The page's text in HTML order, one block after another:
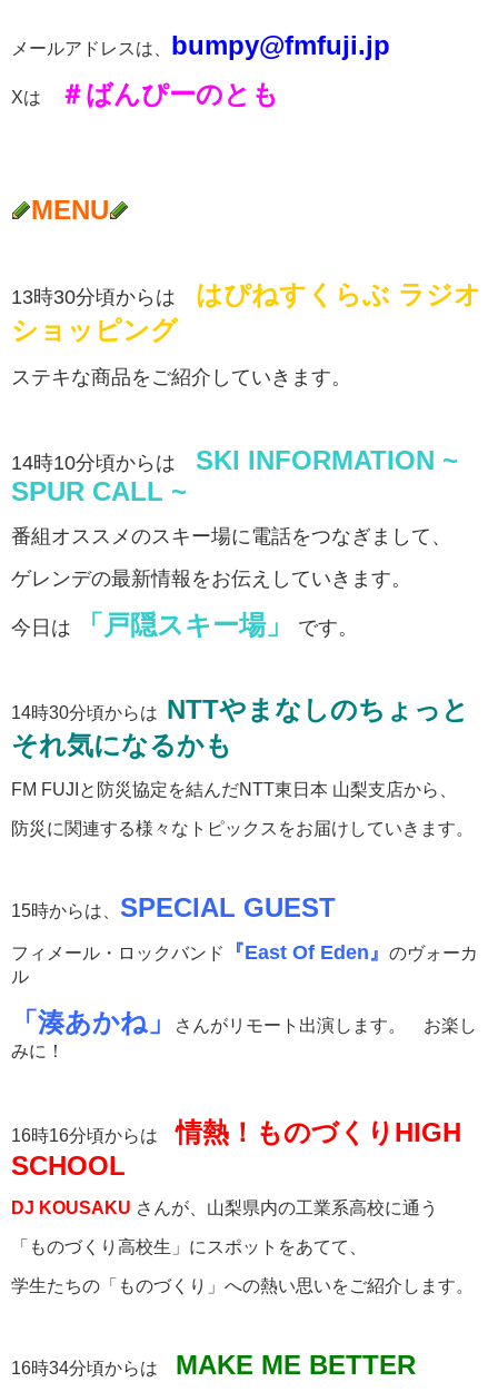
メールアドレスは、 bumpy@fmfuji.jp
Xは ＃ばんぴーのとも
MENU
13時30分頃からは はぴねすくらぶ ラジオ
ショッピング
ステキな商品をご紹介していきます。
14時10分頃からは SKI INFORMATION ~
SPUR CALL ~
番組オススメのスキー場に電話をつなぎまして、
ゲレンデの最新情報をお伝えしていきます。
今日は 「戸隠スキー場」 です。
14時30分頃からは NTTやまなしのちょっと
それ気になるかも
FM FUJIと防災協定を結んだNTT東日本 山梨支店から、
防災に関連する様々なトピックスをお届けしていきます。
15時からは、 SPECIAL GUEST
フィメール・ロックバンド 『East Of Eden』 のヴォーカ
ル
「湊あかね」 さんがリモート出演します。 お楽し
みに！
16時16分頃からは情熱！ものづくりHIGH
SCHOOL
DJ KOUSAKU さんが、山梨県内の工業系高校に通う
「ものづくり高校生」にスポットをあてて、
学生たちの「ものづくり」への熱い思いをご紹介します。
16時34分頃からは MAKE ME BETTER